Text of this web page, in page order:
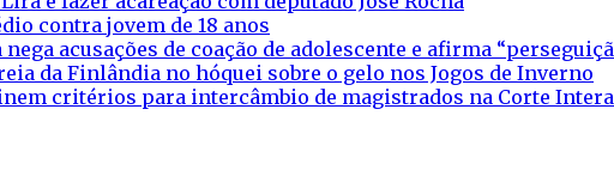
contra jovem de 18 anos
acusações de coação de adolescente e afirma
da Finlândia no hóquei sobre o gelo nos Jogos de Inverno
critérios para intercâmbio de magistrados na Corte